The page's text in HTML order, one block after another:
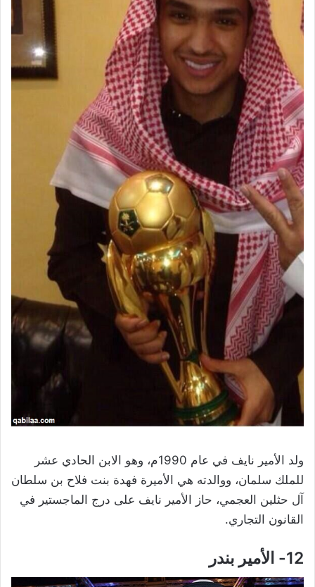
ولد الأمير نايف في عام 1990م، وهو الابن الحادي عشر
للملك سلمان، ووالدته هي الأميرة فهدة بنت فلاح بن سلطان
آل حثلين العجمي، حاز الأمير نايف على درج الماجستير في
القانون التجاري.
12- الأمير بندر